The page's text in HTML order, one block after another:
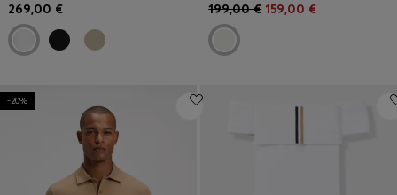
269,00 € 199,00 € 159,00 €
-20%